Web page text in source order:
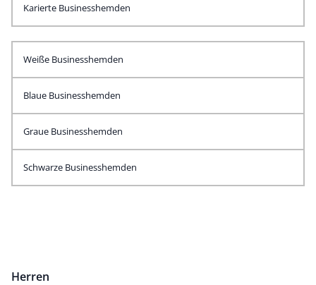
Karierte Businesshemden
Weiße Businesshemden
Blaue Businesshemden
Graue Businesshemden
Schwarze Businesshemden
Herren